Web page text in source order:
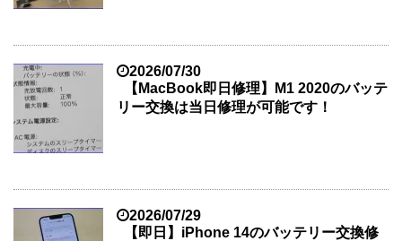
2026/07/30
【MacBook即日修理】M1 2020のバッテ
リー交換は当日修理が可能です！
2026/07/29
【即日】iPhone 14のバッテリー交換修